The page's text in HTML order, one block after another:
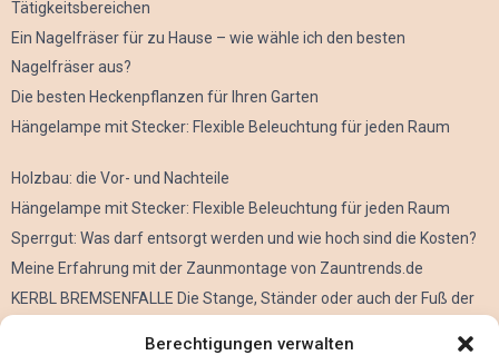
Berechtigungen verwalten
Tätigkeitsbereichen
Ein Nagelfräser für zu Hause – wie wähle ich den besten
Nagelfräser aus?
Die besten Heckenpflanzen für Ihren Garten
Hängelampe mit Stecker: Flexible Beleuchtung für jeden Raum
Holzbau: die Vor- und Nachteile
Hängelampe mit Stecker: Flexible Beleuchtung für jeden Raum
Sperrgut: Was darf entsorgt werden und wie hoch sind die Kosten?
Meine Erfahrung mit der Zaunmontage von Zauntrends.de
KERBL BREMSENFALLE Die Stange, Ständer oder auch der Fuß der